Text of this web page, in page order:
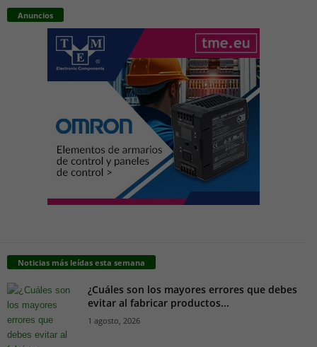
Anuncios
Noticias más leídas esta semana
¿Cuáles son los mayores errores que debes
evitar al fabricar productos...
1 agosto, 2026